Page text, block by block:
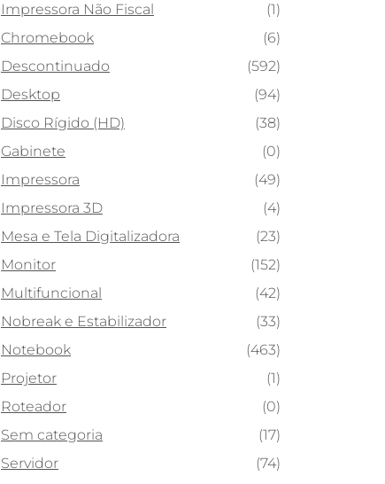
Impressora Não Fiscal
(1)
Chromebook
(6)
Descontinuado
(592)
Desktop
(94)
Disco Rígido (HD)
(38)
Gabinete
(0)
Impressora
(49)
Impressora 3D
(4)
Mesa e Tela Digitalizadora
(23)
Monitor
(152)
Multifuncional
(42)
Nobreak e Estabilizador
(33)
Notebook
(463)
Projetor
(1)
Roteador
(0)
Sem categoria
(17)
Servidor
(74)